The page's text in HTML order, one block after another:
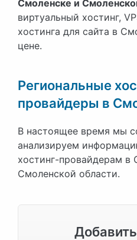
Смоленске и
виртуальный хостинг,
хостинга для сайта в
цене.
Региональные
провайдеры в
В настоящее время мы
анализируем
хостинг-провайдерам в
Смоленской области.